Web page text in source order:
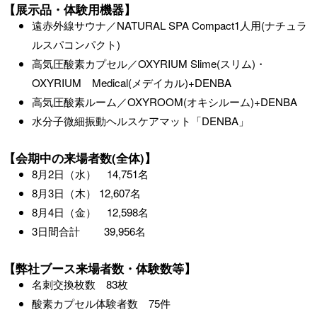
【展示品・体験用機器】
遠赤外線サウナ／NATURAL SPA Compact1人用(ナチュラ
ルスパコンパクト)
高気圧酸素カプセル／OXYRIUM Slime(スリム)・
OXYRIUM Medical(メデイカル)+DENBA
高気圧酸素ルーム／OXYROOM(オキシルーム)+DENBA
水分子微細振動ヘルスケアマット「DENBA」
【会期中の来場者数(全体)】
8月2日（水） 14,751名
8月3日（木） 12,607名
8月4日（金） 12,598名
3日間合計 39,956名
【弊社ブース来場者数・体験数等】
名刺交換枚数 83枚
酸素カプセル体験者数 75件